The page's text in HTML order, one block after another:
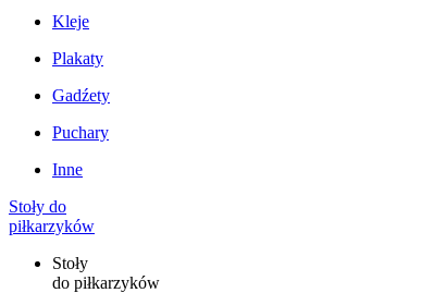
Kleje
Plakaty
Gadźety
Puchary
Inne
Stoły do
piłkarzyków
Stoły
do piłkarzyków